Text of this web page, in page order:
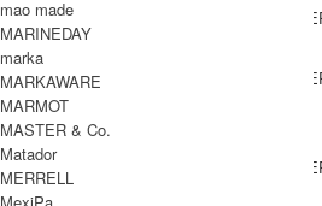
DETAIL
mao made
MARINEDAY
marka
MARKAWARE
MARMOT
MASTER & Co.
Matador
MERRELL